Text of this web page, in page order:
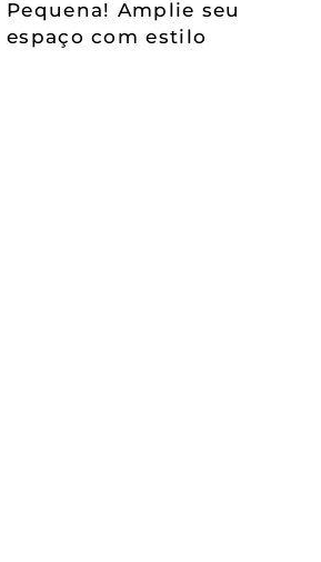
Pequena! Amplie seu
espaço com estilo